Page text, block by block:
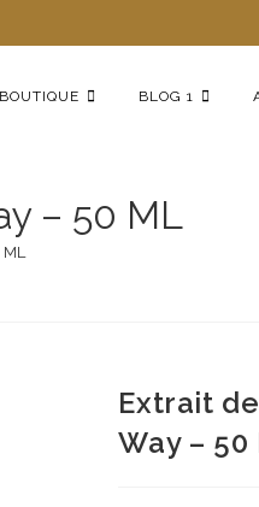
BOUTIQUE BLOG 1
– 50 ML
ML
Extrait
Way – 50